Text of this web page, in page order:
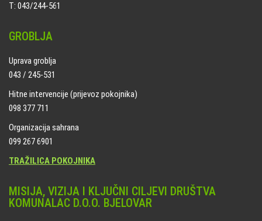
T: 043/244-561
GROBLJA
Uprava groblja
043 / 245-531
Hitne intervencije (prijevoz pokojnika)
098 377 711
Organizacija sahrana
099 267 6901
TRAŽILICA POKOJNIKA
MISIJA, VIZIJA I KLJUČNI CILJEVI DRUŠTVA
KOMUNALAC D.O.O. BJELOVAR